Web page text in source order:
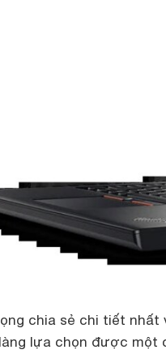
chia sẻ chi tiết nhất
lựa chọn được một